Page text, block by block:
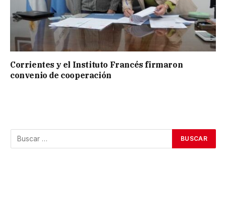
Corrientes y el Instituto Francés firmaron
convenio de cooperación